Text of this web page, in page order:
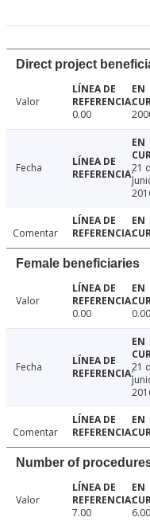
Direct project
Valor
0.00
Fecha
21
Comentar
Female beneficiaries
Valor
0.00
0.00
Fecha
21
Comentar
Number of
Valor
7.00
6.00